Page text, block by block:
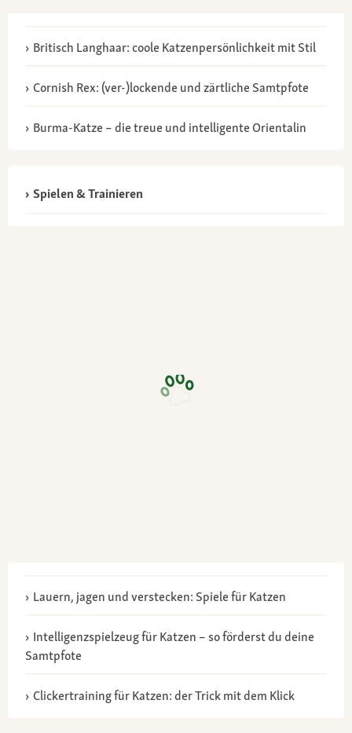
Britisch Langhaar: coole Katzenpersönlichkeit mit Stil
Cornish Rex: (ver-)lockende und zärtliche Samtpfote
Burma-Katze – die treue und intelligente Orientalin
Spielen & Trainieren
Lauern, jagen und verstecken: Spiele für Katzen
Intelligenzspielzeug für Katzen – so förderst du deine
Samtpfote
Clickertraining für Katzen: der Trick mit dem Klick